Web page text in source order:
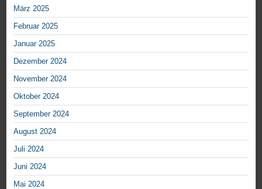
März 2025
Februar 2025
Januar 2025
Dezember 2024
November 2024
Oktober 2024
September 2024
August 2024
Juli 2024
Juni 2024
Mai 2024